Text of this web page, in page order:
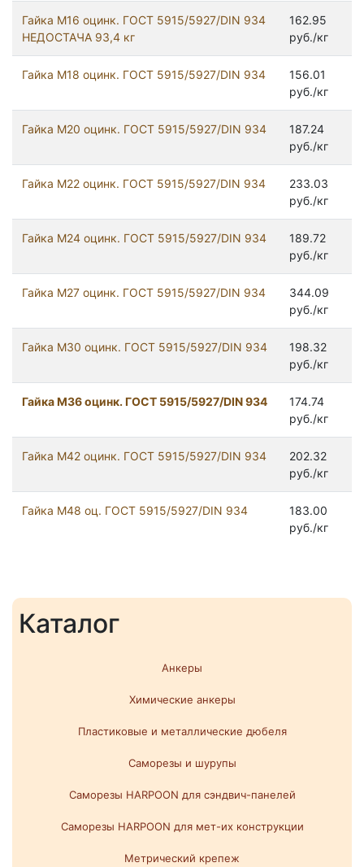
Каталог
Анкеры
Химические анкеры
Пластиковые и металлические дюбеля
Саморезы и шурупы
Саморезы HARPOON для сэндвич-панелей
Саморезы HARPOON для мет-их конструкции
Метрический крепеж
Гайка М16 оцинк. ГОСТ 5915/5927/DIN 934
НЕДОСТАЧА 93,4 кг
162.95
руб./кг
Гайка М18 оцинк. ГОСТ 5915/5927/DIN 934
156.01
руб./кг
Гайка М20 оцинк. ГОСТ 5915/5927/DIN 934
187.24
руб./кг
Гайка М22 оцинк. ГОСТ 5915/5927/DIN 934
233.03
руб./кг
Гайка М24 оцинк. ГОСТ 5915/5927/DIN 934
189.72
руб./кг
Гайка М27 оцинк. ГОСТ 5915/5927/DIN 934
344.09
руб./кг
Гайка М30 оцинк. ГОСТ 5915/5927/DIN 934
198.32
руб./кг
Гайка М36 оцинк. ГОСТ 5915/5927/DIN 934
174.74
руб./кг
Гайка М42 оцинк. ГОСТ 5915/5927/DIN 934
202.32
руб./кг
Гайка М48 оц. ГОСТ 5915/5927/DIN 934
183.00
руб./кг